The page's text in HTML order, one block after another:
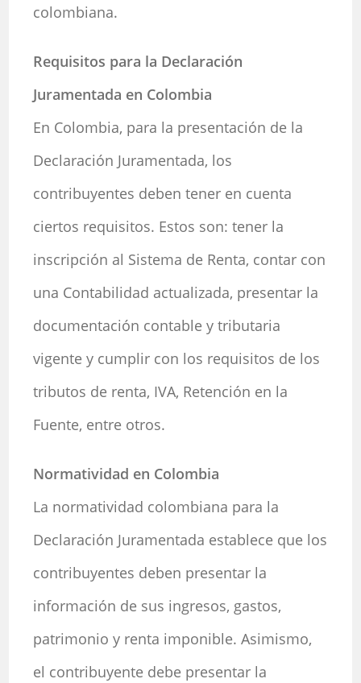
colombiana.
Requisitos para la Declaración
Juramentada en Colombia
En Colombia, para la presentación de la
Declaración Juramentada, los
contribuyentes deben tener en cuenta
ciertos requisitos. Estos son: tener la
inscripción al Sistema de Renta, contar con
una Contabilidad actualizada, presentar la
documentación contable y tributaria
vigente y cumplir con los requisitos de los
tributos de renta, IVA, Retención en la
Fuente, entre otros.
Normatividad en Colombia
La normatividad colombiana para la
Declaración Juramentada establece que los
contribuyentes deben presentar la
información de sus ingresos, gastos,
patrimonio y renta imponible. Asimismo,
el contribuyente debe presentar la